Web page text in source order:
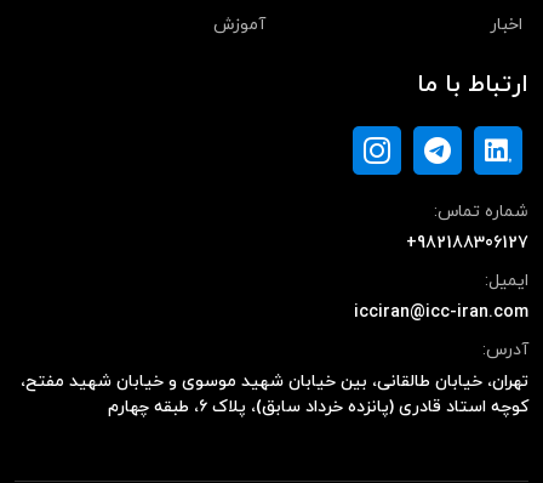
اخبار
آموزش
ارتباط با ما
شماره تماس:
+982188306127
ایمیل:
icciran@icc-iran.com
آدرس:
تهران، خیابان طالقانی، بین خیابان شهید موسوی و خیابان شهید مفتح،
کوچه استاد قادری (پانزده خرداد سابق)، پلاک ۶، طبقه چهارم